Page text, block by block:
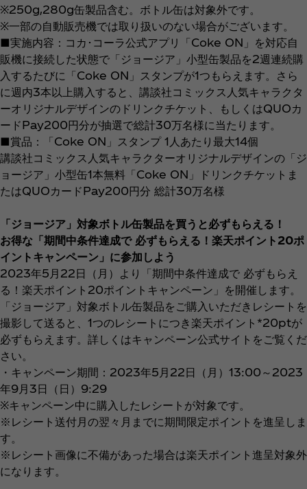
※250g,280g缶製品含む。ボトル缶は対象外です。
※一部の自動販売機では取り扱いのない場合がございます。
■実施内容：コカ･コーラ公式アプリ「Coke ON」を対応自
販機に接続した状態で「ジョージア」小型缶製品を2週連続購
入するたびに「Coke ON」スタンプが1つもらえます。さら
に週内3本以上購入すると、講談社コミックス人気キャラクタ
ーオリジナルデザインのドリンクチケット、もしくはQUOカ
ードPay200円分が抽選で総計30万名様に当たります。
■賞品：「Coke ON」スタンプ 1人あたり最大14個
講談社コミックス人気キャラクターオリジナルデザインの「ジ
ョージア」小型缶1本無料「Coke ON」ドリンクチケットま
たはQUOカードPay200円分 総計30万名様
「ジョージア」対象ボトル缶製品を買うと必ずもらえる！
お得な「期間中条件達成で 必ずもらえる！楽天ポイント20ポ
イントキャンペーン」に参加しよう
2023年5月22日（月）より「期間中条件達成で 必ずもらえ
る！楽天ポイント20ポイントキャンペーン」を開催します。
「ジョージア」対象ボトル缶製品をご購入いただきレシートを
撮影して送ると、1つのレシートにつき楽天ポイント*20ptが
必ずもらえます。詳しくはキャンペーン公式サイトをご覧くだ
さい。
・キャンペーン期間：2023年5月22日（月）13:00～2023
年9月3日（日）9:29
※キャンペーン中に購入したレシートが対象です。
※レシート送付月の翌々月までに期間限定ポイントを進呈しま
す。
※レシート画像に不備があった場合は楽天ポイント進呈対象外
になります。